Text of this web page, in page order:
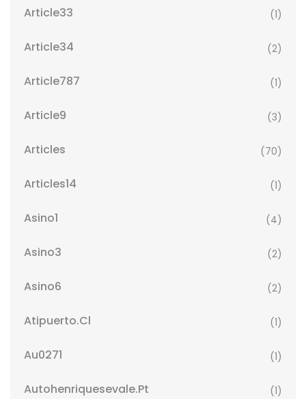
Article33 (1)
Article34 (2)
Article787 (1)
Article9 (3)
Articles (70)
Articles14 (1)
Asino1 (4)
Asino3 (2)
Asino6 (2)
Atipuerto.cl (1)
Au0271 (1)
Autohenriquesevale.pt (1)